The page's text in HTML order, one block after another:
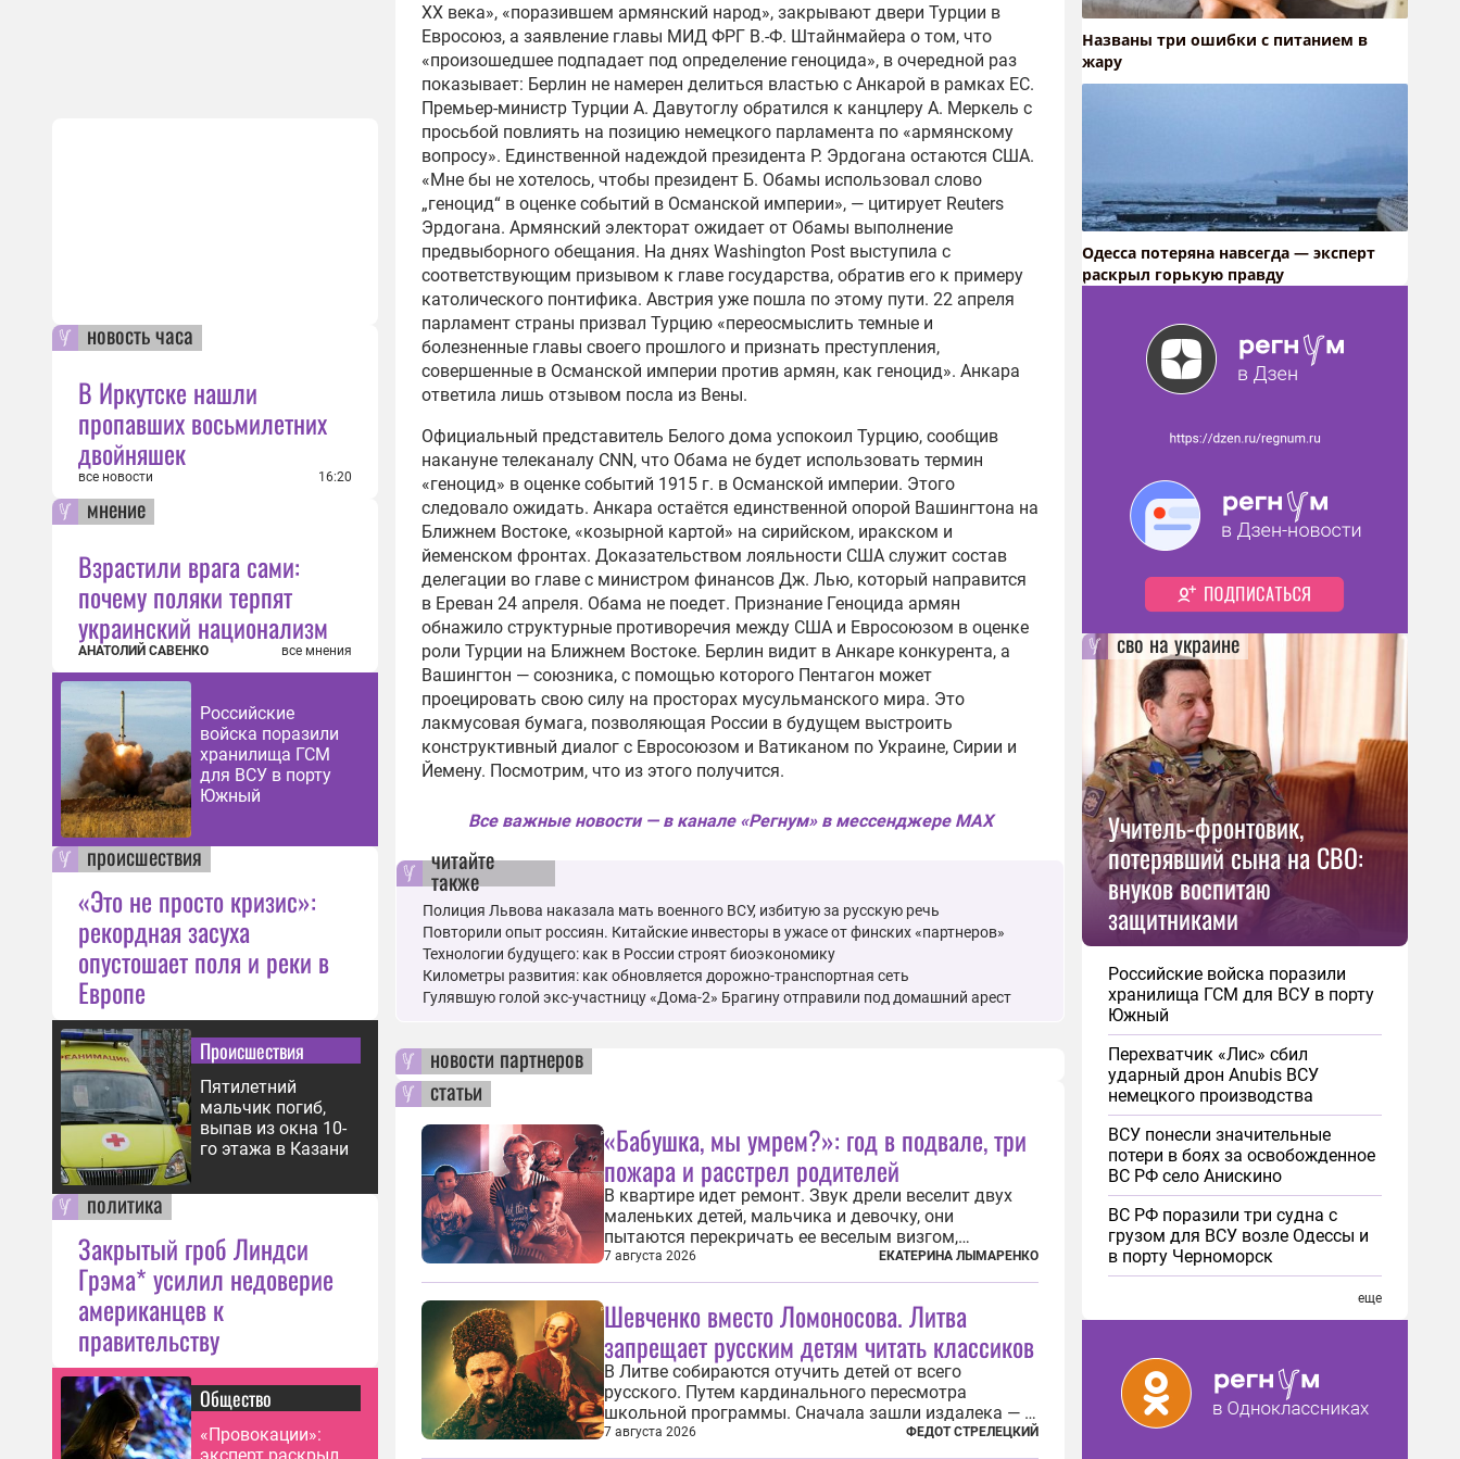
новость часа
В Иркутске нашли
пропавших восьмилетних
двойняшек
все новости 16:20
мнение
Взрастили врага сами:
почему поляки терпят
украинский национализм
АНАТОЛИЙ САВЕНКО все мнения
Российские
войска поразили
хранилища ГСМ
для ВСУ в порту
Южный
происшествия
«Это не просто кризис»:
рекордная засуха
опустошает поля и реки в
Европе
Происшествия
Пятилетний
мальчик погиб,
выпав из окна 10-
го этажа в Казани
политика
Закрытый гроб Линдси
Грэма* усилил недоверие
американцев к
правительству
Общество
«Провокации»:
ХХ века», «поразившем армянский народ», закрывают двери Турции в
Евросоюз, а заявление главы МИД ФРГ В.-Ф. Штайнмайера о том, что
«произошедшее подпадает под определение геноцида», в очередной раз
показывает: Берлин не намерен делиться властью с Анкарой в рамках ЕС.
Премьер-министр Турции А. Давутоглу обратился к канцлеру А. Меркель с
просьбой повлиять на позицию немецкого парламента по «армянскому
вопросу». Единственной надеждой президента Р. Эрдогана остаются США.
«Мне бы не хотелось, чтобы президент Б. Обамы использовал слово
„геноцид“ в оценке событий в Османской империи», — цитирует Reuters
Эрдогана. Армянский электорат ожидает от Обамы выполнение
предвыборного обещания. На днях Washington Post выступила с
соответствующим призывом к главе государства, обратив его к примеру
католического понтифика. Австрия уже пошла по этому пути. 22 апреля
парламент страны призвал Турцию «переосмыслить темные и
болезненные главы своего прошлого и признать преступления,
совершенные в Османской империи против армян, как геноцид». Анкара
ответила лишь отзывом посла из Вены.
Официальный представитель Белого дома успокоил Турцию, сообщив
накануне телеканалу CNN, что Обама не будет использовать термин
«геноцид» в оценке событий 1915 г. в Османской империи. Этого
следовало ожидать. Анкара остаётся единственной опорой Вашингтона на
Ближнем Востоке, «козырной картой» на сирийском, иракском и
йеменском фронтах. Доказательством лояльности США служит состав
делегации во главе с министром финансов Дж. Лью, который направится
в Ереван 24 апреля. Обама не поедет. Признание Геноцида армян
обнажило структурные противоречия между США и Евросоюзом в оценке
роли Турции на Ближнем Востоке. Берлин видит в Анкаре конкурента, а
Вашингтон — союзника, с помощью которого Пентагон может
проецировать свою силу на просторах мусульманского мира. Это
лакмусовая бумага, позволяющая России в будущем выстроить
конструктивный диалог с Евросоюзом и Ватиканом по Украине, Сирии и
Йемену. Посмотрим, что из этого получится.
Все важные новости — в канале «Регнум» в мессенджере MAX
читайте
также
Полиция Львова наказала мать военного ВСУ, избитую за русскую речь
Повторили опыт россиян. Китайские инвесторы в ужасе от финских «партнеров»
Технологии будущего: как в России строят биоэкономику
Километры развития: как обновляется дорожно-транспортная сеть
Гулявшую голой экс-участницу «Дома-2» Брагину отправили под домашний арест
новости партнеров
статьи
«Бабушка, мы умрем?»: год в подвале, три
пожара и расстрел родителей
В квартире идет ремонт. Звук дрели веселит двух
маленьких детей, мальчика и девочку, они
пытаются перекричать ее веселым визгом,
задиристо посматривая на бабушку. Она делает им
замечание, но внуки чувствуют, что она сердится
противно, но всё...
7 августа 2026 ЕКАТЕРИНА ЛЫМАРЕНКО
Шевченко вместо Ломоносова. Литва
запрещает русским детям читать классиков
В Литве собираются отучить детей от всего
русского. Путем кардинального пересмотра
школьной программы. Сначала зашли издалека — с
Михаила Васильевича Ломоносова. Глава
правительства Литвы Миндаугас Синкявичюс
7 августа 2026 ФЕДОТ СТРЕЛЕЦКИЙ
Названы три ошибки с питанием в
жару
Oдecca пoтeрянa нaвceгдa — экcпeрт
рacкрыл гoрькую прaвду
сво на украине
Учитель-фронтовик,
потерявший сына на СВО:
внуков воспитаю
защитниками
Российские войска поразили
хранилища ГСМ для ВСУ в порту
Южный
Перехватчик «Лис» сбил
ударный дрон Anubis ВСУ
немецкого производства
ВСУ понесли значительные
потери в боях за освобожденное
ВС РФ село Анискино
ВС РФ поразили три судна с
грузом для ВСУ возле Одессы и
в порту Черноморск
еще